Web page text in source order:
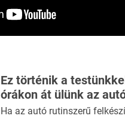
Ez történik a
órákon át ülünk az
Ha az autó rutinszerű